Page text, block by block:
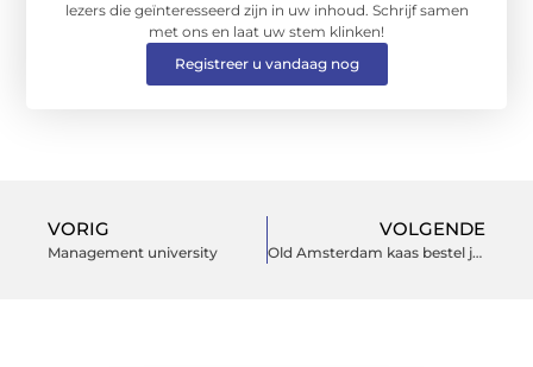
lezers die geïnteresseerd zijn in uw inhoud. Schrijf samen
met ons en laat uw stem klinken!
Registreer u vandaag nog
VORIG
Management university
VOLGENDE
Old Amsterdam kaas bestel je eenvoudig en snel bij deze specialist